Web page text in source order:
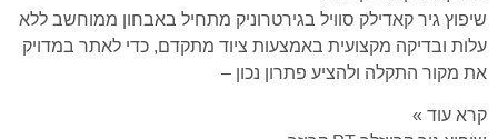
שיפוץ גיר קאדילק סוויל בגירטרוניק מתחיל באבחון ממוחשב ללא
עלות ובדיקה מקצועית באמצעות ציוד מתקדם, כדי לאתר במדויק
את מקור התקלה ולהציע פתרון נכון –
קרא עוד »